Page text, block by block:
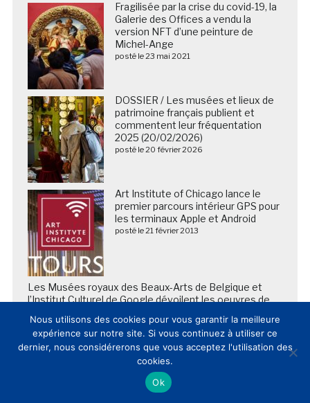
Fragilisée par la crise du covid-19, la
Galerie des Offices a vendu la
version NFT d’une peinture de
Michel-Ange
posté le 23 mai 2021
DOSSIER / Les musées et lieux de
patrimoine français publient et
commentent leur fréquentation
2025 (20/02/2026)
posté le 20 février 2026
Art Institute of Chicago lance le
premier parcours intérieur GPS pour
les terminaux Apple et Android
posté le 21 février 2013
Les Musées royaux des Beaux-Arts de Belgique et
l’Institut Culturel de Google dévoilent les oeuvres de
posté le 15 mars 2016
Nous utilisons des cookies pour vous garantir la meilleure
expérience sur notre site. Si vous continuez à utiliser ce
dernier, nous considérerons que vous acceptez l'utilisation des
cookies.
Ok